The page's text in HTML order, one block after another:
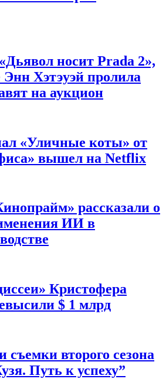
носит Prada 2»,
Энн Хэтэуэй пролила
на аукцион
«Уличные коты» от
вышел на Netflix
рассказали о
ИИ в
Кристофера
$ 1 млрд
съемки второго сезона
Путь к успеху”